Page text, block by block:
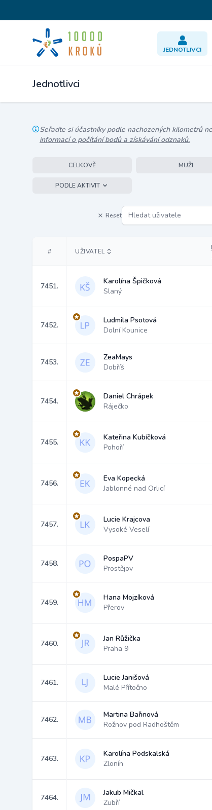
JEDNOTLIVCI
Jednotlivci
Seřaďte si účastníky podle nachozených kilometrů
informací o počítání bodů a získávání odznaků.
CELKOVĚ MUŽI
PODLE AKTIVIT
Reset
# UŽIVATEL
7451.
Karolína Špičková
Slaný
7452.
Ludmila Psotová
Dolní Kounice
7453.
ZeaMays
Dobříš
7454.
Daniel Chrápek
Ráječko
7455.
Kateřina Kubíčková
Pohoří
7456.
Eva Kopecká
Jablonné nad Orlicí
7457.
Lucie Krajcova
Vysoké Veselí
7458.
PospaPV
Prostějov
7459.
Hana Mojzíková
Přerov
7460.
Jan Růžička
Praha 9
7461.
Lucie Janišová
Malé Přítočno
7462.
Martina Bařinová
Rožnov pod Radhoštěm
7463.
Karolína Podskalská
Zlonín
7464.
Jakub Mičkal
Zubří